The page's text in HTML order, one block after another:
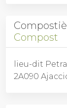
Compost
lieu-dit
2A090